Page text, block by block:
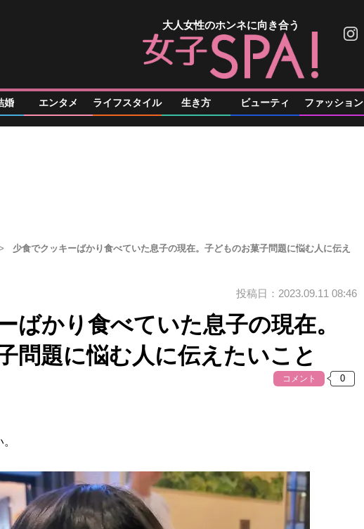
大人女性のホンネに向き合う
婚 エンタメ ライフスタイル 生き方 ビューティ ファッション
少食でクッキーばかり食べていた息子の現在。子どものお菓子問題に悩む人に伝え
投稿日：2023.09.11 08:46
ばかり食べていた息子の現在。
問題に悩む人に伝えたいこと
コメント